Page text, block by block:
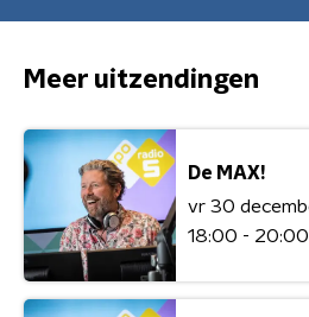
Meer uitzendingen
De MAX!
vr 30
18:00 - 20:00